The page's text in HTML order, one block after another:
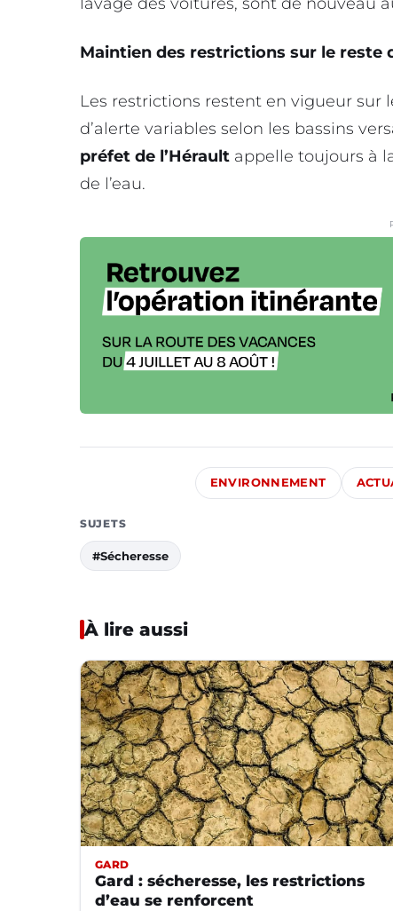
Maintien des restrictions sur le reste
Les restrictions restent en vigueur sur
d’alerte variables selon les bassins
préfet de l’Hérault appelle toujours à
de l’eau.
ENVIRONNEMENT
SUJETS
#Sécheresse
À lire aussi
GARD
Gard : sécheresse, les restrictions
d’eau se renforcent